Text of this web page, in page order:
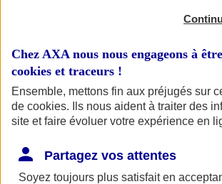
Chez AXA nous nous engageons à
cookies et traceurs !
Ensemble, mettons fin aux préjugés sur
de cookies. Ils nous aident à traiter des
site et faire évoluer votre expérience en
Partagez vos attentes
Soyez toujours plus satisfait en